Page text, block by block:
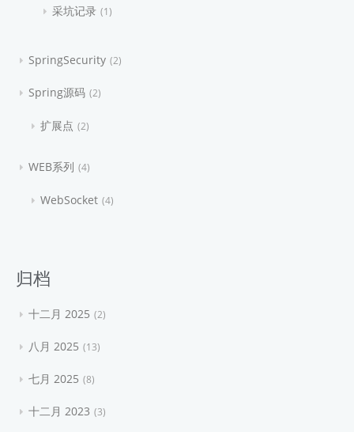
采坑记录 1
SpringSecurity 2
Spring源码 2
扩展点 2
WEB系列 4
WebSocket 4
归档
十二月 2025 2
八月 2025 13
七月 2025 8
十二月 2023 3